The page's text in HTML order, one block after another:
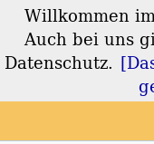
Willkommen
Auch bei uns
Datenschutz.